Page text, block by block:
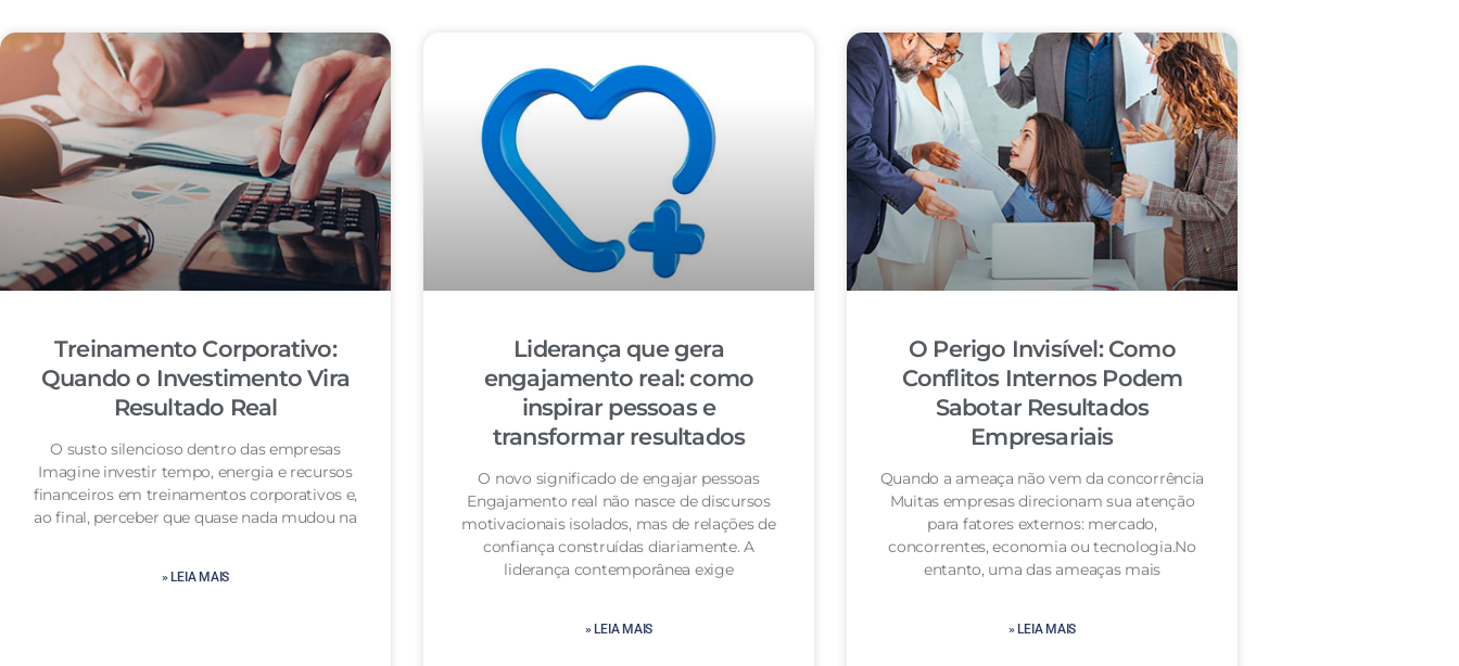
Treinamento Corporativo:
Quando o Investimento Vira
Resultado Real
O susto silencioso dentro das empresas
Imagine investir tempo, energia e recursos
financeiros em treinamentos corporativos e,
ao final, perceber que quase nada mudou na
» LEIA MAIS
Liderança que gera
engajamento real: como
inspirar pessoas e
transformar resultados
O novo significado de engajar pessoas
Engajamento real não nasce de discursos
motivacionais isolados, mas de relações de
confiança construídas diariamente. A
liderança contemporânea exige
» LEIA MAIS
O Perigo Invisível: Como
Conflitos Internos Podem
Sabotar Resultados
Empresariais
Quando a ameaça não vem da concorrência
Muitas empresas direcionam sua atenção
para fatores externos: mercado,
concorrentes, economia ou tecnologia.No
entanto, uma das ameaças mais
» LEIA MAIS